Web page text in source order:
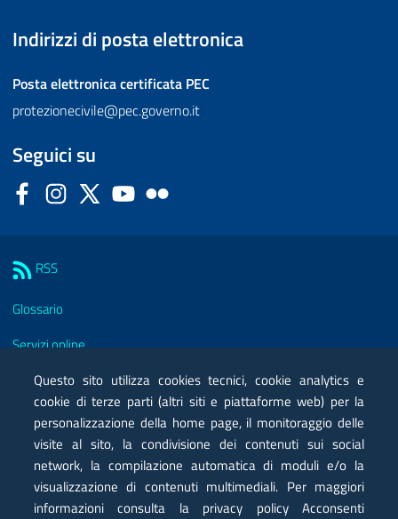
Indirizzi di posta elettronica
Posta elettronica certificata PEC
protezionecivile@pec.governo.it
Seguici su
FacebookInstagram
Twitter YouTube
RSS
Glossario
Servizi online
Moduli
Posta elettronica certificata PEC
Privacy
Note legali
Questo sito utilizza cookies tecnici, cookie analytics e
cookie di terze parti (altri siti e piattaforme web) per la
personalizzazione della home page, il monitoraggio delle
visite al sito, la condivisione dei contenuti sui social
network, la compilazione automatica di moduli e/o la
visualizzazione di contenuti multimediali. Per maggiori
informazioni consulta la privacy policy Acconsenti